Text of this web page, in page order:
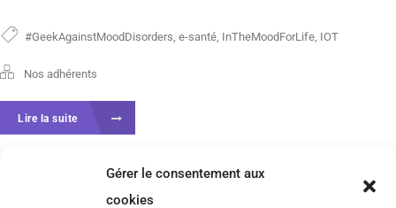
Gérer le consentement aux
cookies
#GeekAgainstMoodDisorders e-santé InTheMoodForLife IOT
Nos adhérents
Lire la suite